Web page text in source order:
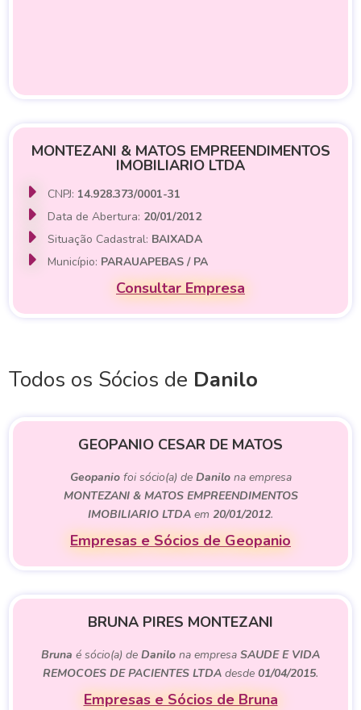
MONTEZANI & MATOS EMPREENDIMENTOS
IMOBILIARIO LTDA
CNPJ: 14.928.373/0001-31
Data de Abertura: 20/01/2012
Situação Cadastral: BAIXADA
Município: PARAUAPEBAS / PA
Consultar Empresa
Todos os Sócios de Danilo
GEOPANIO CESAR DE MATOS
Geopaniofoi sócio(a) de Danilona empresa
MONTEZANI & MATOS EMPREENDIMENTOS
IMOBILIARIO LTDA em 20/01/2012.
Empresas e Sócios de Geopanio
BRUNA PIRES MONTEZANI
Bruna é sócio(a) de Danilo na empresa SAUDE E VIDA
REMOCOES DE PACIENTES LTDA desde 01/04/2015.
Empresas e Sócios de Bruna